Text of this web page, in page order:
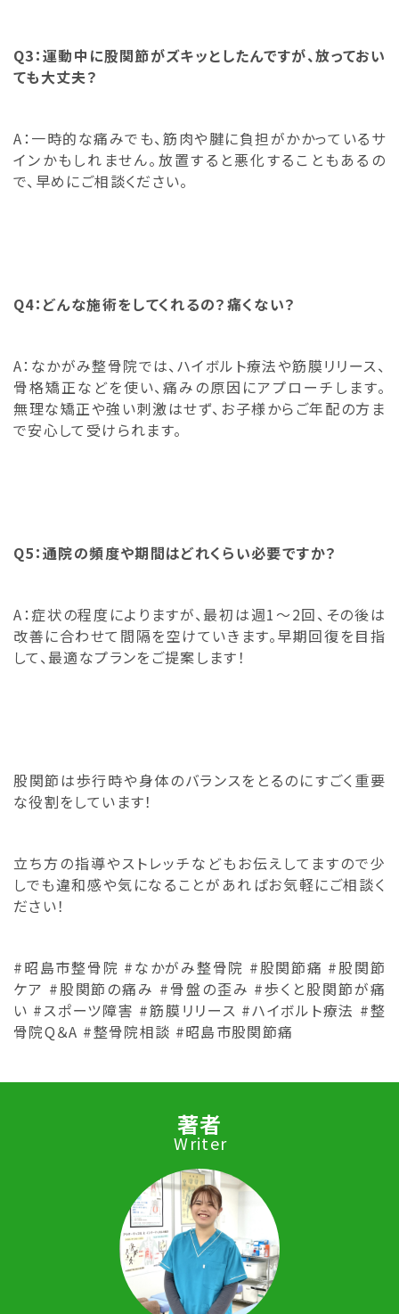
Q3：運動中に股関節がズキッとしたんですが、放っておい
ても大丈夫？
A：一時的な痛みでも、筋肉や腱に負担がかかっているサ
インかもしれません。放置すると悪化することもあるの
で、早めにご相談ください。
Q4：どんな施術をしてくれるの？痛くない？
A：なかがみ整骨院では、ハイボルト療法や筋膜リリース、
骨格矯正などを使い、痛みの原因にアプローチします。
無理な矯正や強い刺激はせず、お子様からご年配の方ま
で安心して受けられます。
Q5：通院の頻度や期間はどれくらい必要ですか？
A：症状の程度によりますが、最初は週1〜2回、その後は
改善に合わせて間隔を空けていきます。早期回復を目指
して、最適なプランをご提案します！
股関節は歩行時や身体のバランスをとるのにすごく重要
な役割をしています！
立ち方の指導やストレッチなどもお伝えしてますので少
しでも違和感や気になることがあればお気軽にご相談く
ださい！
#昭島市整骨院 #なかがみ整骨院 #股関節痛 #股関節
ケア #股関節の痛み #骨盤の歪み #歩くと股関節が痛
い #スポーツ障害 #筋膜リリース #ハイボルト療法 #整
骨院Q＆A #整骨院相談 #昭島市股関節痛
著者
Writer